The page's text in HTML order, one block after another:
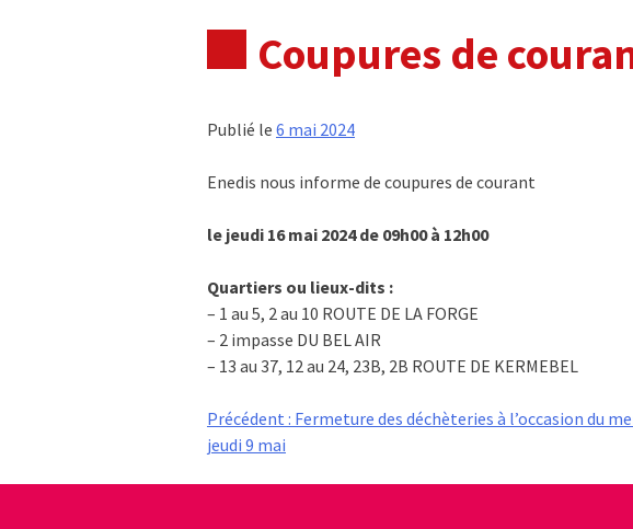
Coupures de
Publié le 6 mai 2024
Enedis nous informe de coupures de courant
le jeudi 16 mai 2024 de 09h00 à 12h00
Quartiers ou lieux-dits :
– 1 au 5, 2 au 10 ROUTE DE LA FORGE
– 2 impasse DU BEL AIR
– 13 au 37, 12 au 24, 23B, 2B ROUTE DE KERMEBEL
Navigation
de
Précédent : Fermeture des déchèteries à l’occasion du
jeudi 9 mai